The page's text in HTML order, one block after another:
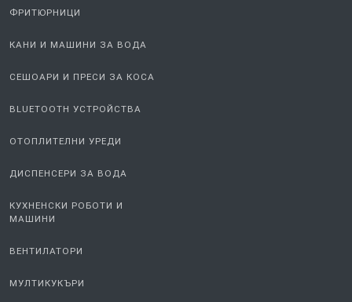
ФРИТЮРНИЦИ
КАНИ И МАШИНИ ЗА ВОДА
СЕШОАРИ И ПРЕСИ ЗА КОСА
BLUETOOTH УСТРОЙСТВА
ОТОПЛИТЕЛНИ УРЕДИ
ДИСПЕНСЕРИ ЗА ВОДА
КУХНЕНСКИ РОБОТИ И
МАШИНИ
ВЕНТИЛАТОРИ
МУЛТИКУКЪРИ